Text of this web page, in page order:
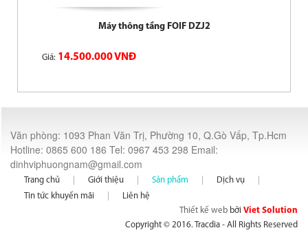
Máy thông tầng FOIF DZJ2
Giá: 14.500.000 VNĐ
Văn phòng: 1093 Phan Văn Trị, Phường 10, Q.Gò Vấp, Tp.Hcm
Hotline: 0865 600 186 Tel: 0967 453 298 Email:
dinhviphuongnam@gmail.com
Trang chủ Giới thiệu Sản phẩm
Dịch vụ
Tin tức khuyến mãi
Liên hệ
Thiết kế web bởi Viet Solution
Copyright © 2016. Tracdia - All Rights Reserved